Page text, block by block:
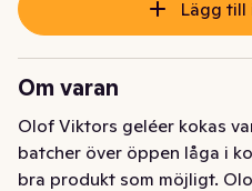
Lägg till
Om varan
Olof Viktors geléer kokas
batcher över öppen låga i
bra produkt som möjligt.